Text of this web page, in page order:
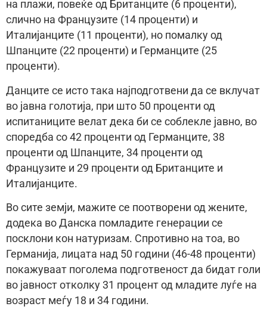
на плажи, повеќе од Британците (6 проценти),
слично на Французите (14 проценти) и
Италијанците (11 проценти), но помалку од
Шпанците (22 проценти) и Германците (25
проценти).
Данците се исто така најподготвени да се вклучат
во јавна голотија, при што 50 проценти од
испитаниците велат дека би се соблекле јавно, во
споредба со 42 проценти од Германците, 38
проценти од Шпанците, 34 проценти од
Французите и 29 проценти од Британците и
Италијанците.
Во сите земји, мажите се поотворени од жените,
додека во Данска помладите генерации се
посклони кон натуризам. Спротивно на тоа, во
Германија, лицата над 50 години (46-48 проценти)
покажуваат поголема подготвеност да бидат голи
во јавност отколку 31 процент од младите луѓе на
возраст меѓу 18 и 34 години.